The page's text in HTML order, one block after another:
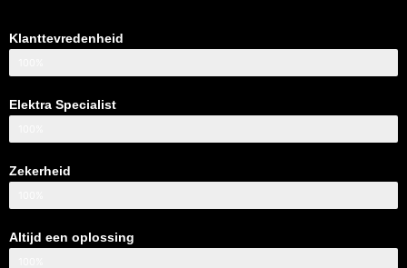
Klanttevredenheid
Elektra Specialist
Zekerheid
Altijd een oplossing